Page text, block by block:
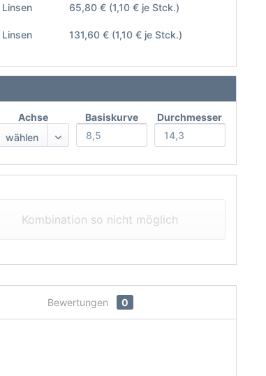
65,80 € (1,10 € je Stck.)
131,60 € (1,10 € je Stck.)
Achse Basiskurve Durchmesser
Kombination so nicht möglich
Bewertungen 0